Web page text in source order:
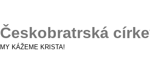
Českobratrská
MY KÁŽEME KRISTA!